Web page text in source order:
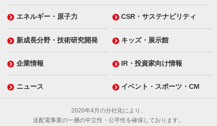
エネルギー・原子力 CSR・サステナビリティ
新成長分野・技術研究開発 キッズ・展示館
企業情報 IR・投資家向け情報
ニュース イベント・スポーツ・CM
2020年4月の分社化により、
送配電事業の一層の中立性・公平性を確保しております。